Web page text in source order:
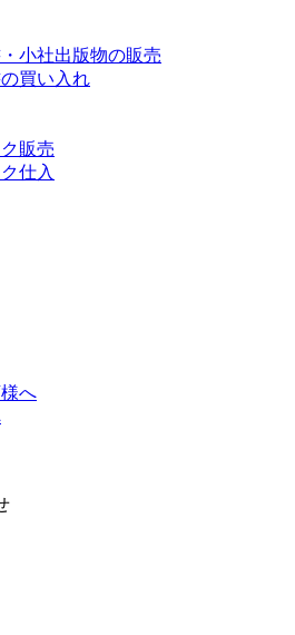
小社出版物の販売
買い入れ
販売
仕入
へ